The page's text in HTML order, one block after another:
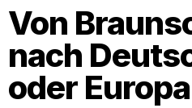
Von
nach
oder Europa